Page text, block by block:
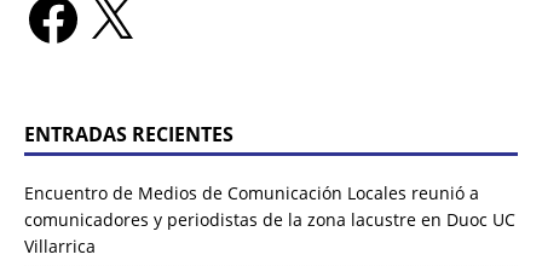
ENTRADAS RECIENTES
Encuentro de Medios de Comunicación Locales reunió a
comunicadores y periodistas de la zona lacustre en Duoc UC
Villarrica